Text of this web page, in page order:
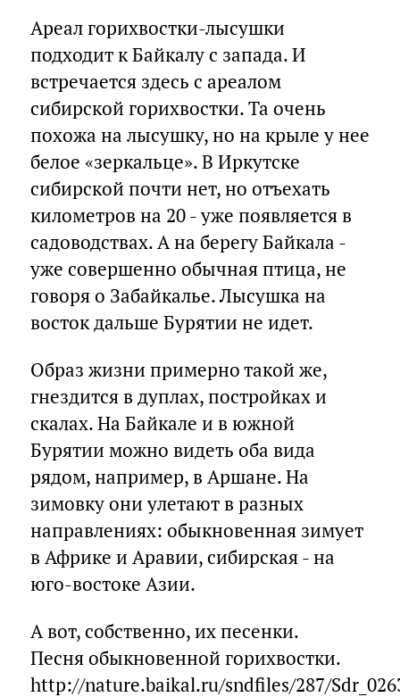
Ареал горихвостки-лысушки
подходит к Байкалу с запада. И
встречается здесь с ареалом
сибирской горихвостки. Та очень
похожа на лысушку, но на крыле у нее
белое «зеркальце». В Иркутске
сибирской почти нет, но отъехать
километров на 20 - уже появляется в
садоводствах. А на берегу Байкала -
уже совершенно обычная птица, не
говоря о Забайкалье. Лысушка на
восток дальше Бурятии не идет.
Образ жизни примерно такой же,
гнездится в дуплах, постройках и
скалах. На Байкале и в южной
Бурятии можно видеть оба вида
рядом, например, в Аршане. На
зимовку они улетают в разных
направлениях: обыкновенная зимует
в Африке и Аравии, сибирская - на
юго-востоке Азии.
А вот, собственно, их песенки.
Песня обыкновенной горихвостки.
http://nature.baikal.ru/sndfiles/287/